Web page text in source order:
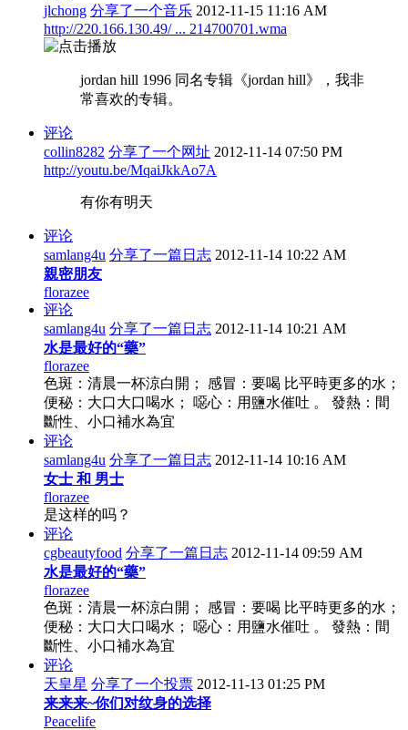
jlchong 分享了一个音乐 2012-11-15 11:16 AM
http://220.166.130.49/ ... 214700701.wma
jordan hill 1996 同名专辑《jordan hill》，我非
常喜欢的专辑。
评论
collin8282 分享了一个网址 2012-11-14 07:50 PM
http://youtu.be/MqaiJkkAo7A
有你有明天
评论
samlang4u 分享了一篇日志 2012-11-14 10:22 AM
親密朋友
florazee
评论
samlang4u 分享了一篇日志 2012-11-14 10:21 AM
水是最好的“藥”
florazee
色斑：清晨一杯涼白開； 感冒：要喝 比平時更多的水；
便秘：大口大口喝水； 噁心：用鹽水催吐 。 發熱：間
斷性、小口補水為宜
评论
samlang4u 分享了一篇日志 2012-11-14 10:16 AM
女士 和 男士
florazee
是这样的吗？
评论
cgbeautyfood 分享了一篇日志 2012-11-14 09:59 AM
水是最好的“藥”
florazee
色斑：清晨一杯涼白開； 感冒：要喝 比平時更多的水；
便秘：大口大口喝水； 噁心：用鹽水催吐 。 發熱：間
斷性、小口補水為宜
评论
天皇星 分享了一个投票 2012-11-13 01:25 PM
来来来~你们对纹身的选择
Peacelife